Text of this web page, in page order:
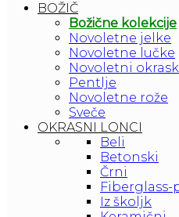
BOŽIČ
Božične kolekcije
Novoletne jelke
Novoletne lučke
Novoletni
Pentlje
Novoletne rože
Sveče
OKRASNI LONCI
Beli
Betonski
Črni
Fiberglass-
Iz školjk